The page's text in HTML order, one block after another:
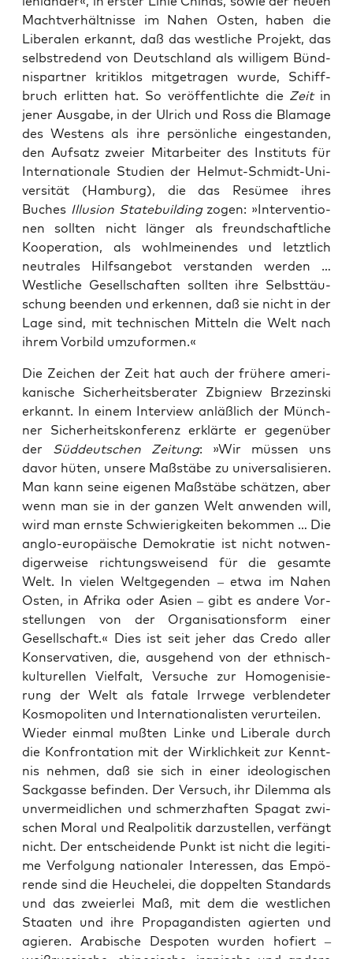
Macht­ver­hält­nis­se im Nahen Osten, haben die
Libe­ra­len erkannt, daß das west­li­che Pro­jekt, das
selbst­re­dend von Deutsch­land als wil­li­gem Bünd­
nis­part­ner kri­tik­los mit­ge­tra­gen wur­de, Schiff­
bruch erlit­ten hat. So ver­öf­fent­lich­te die Zeit in
jener Aus­ga­be, in der Ulrich und Ross die Bla­ma­ge
des Wes­tens als ihre per­sön­li­che ein­ge­stan­den,
den Auf­satz zwei­er Mit­ar­bei­ter des Insti­tuts für
Inter­na­tio­na­le Stu­di­en der Hel­mut-Schmidt-Uni­
ver­si­tät (Ham­burg), die das Resü­mee ihres
Buches Illu­si­on Sta­te­buil­ding zogen: »Inter­ven­tio­
nen soll­ten nicht län­ger als freund­schaft­li­che
Koope­ra­ti­on, als wohl­mei­nen­des und letzt­lich
neu­tra­les Hilfs­an­ge­bot ver­stan­den wer­den …
West­li­che Gesell­schaf­ten soll­ten ihre Selbst­täu­
schung been­den und erken­nen, daß sie nicht in der
Lage sind, mit tech­ni­schen Mit­teln die Welt nach
ihrem Vor­bild umzuformen.«
Die Zei­chen der Zeit hat auch der frü­he­re ame­ri­
ka­ni­sche Sicher­heits­be­ra­ter Zbi­gniew Brze­zinski
erkannt. In einem Inter­view anläß­lich der Münch­
ner Sicher­heits­kon­fe­renz erklär­te er gegen­über
der Süd­deut­schen Zei­tung: »Wir müs­sen uns
davor hüten, unse­re Maß­stä­be zu uni­ver­sa­li­sie­ren.
Man kann sei­ne eige­nen Maß­stä­be schät­zen, aber
wenn man sie in der gan­zen Welt anwen­den will,
wird man erns­te Schwie­rig­kei­ten bekom­men … Die
ang­lo-euro­päi­sche Demo­kra­tie ist nicht not­wen­
di­ger­wei­se rich­tungs­wei­send für die gesam­te
Welt. In vie­len Welt­ge­gen­den – etwa im Nahen
Osten, in Afri­ka oder Asi­en – gibt es ande­re Vor­
stel­lun­gen von der Orga­ni­sa­ti­ons­form einer
Gesell­schaft.« Dies ist seit jeher das Cre­do aller
Kon­ser­va­ti­ven, die, aus­ge­hend von der eth­nisch-
kul­tu­rel­len Viel­falt, Ver­su­che zur Homo­ge­ni­sie­
rung der Welt als fata­le Irr­we­ge ver­blen­de­ter
Kos­mo­po­li­ten und Inter­na­tio­na­lis­ten verurteilen.
Wie­der ein­mal muß­ten Lin­ke und Libe­ra­le durch
die Kon­fron­ta­ti­on mit der Wirk­lich­keit zur Kennt­
nis neh­men, daß sie sich in einer ideo­lo­gi­schen
Sack­gas­se befin­den. Der Ver­such, ihr Dilem­ma als
unver­meid­li­chen und schmerz­haf­ten Spa­gat zwi­
schen Moral und Real­po­li­tik dar­zu­stel­len, ver­fängt
nicht. Der ent­schei­den­de Punkt ist nicht die legi­ti­
me Ver­fol­gung natio­na­ler Inter­es­sen, das Empö­
ren­de sind die Heu­che­lei, die dop­pel­ten Stan­dards
und das zwei­er­lei Maß, mit dem die west­li­chen
Staa­ten und ihre Pro­pa­gan­dis­ten agier­ten und
agie­ren. Ara­bi­sche Des­po­ten wur­den hofiert –